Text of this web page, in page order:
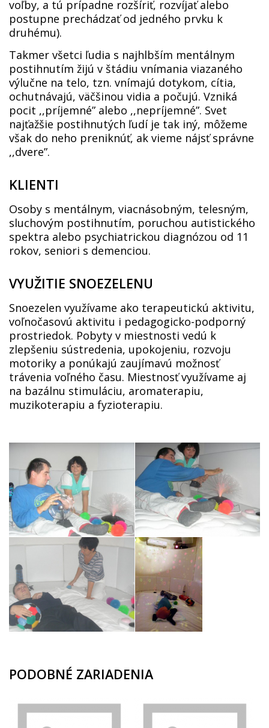
voľby, a tú prípadne rozšíriť, rozvíjať alebo
postupne prechádzať od jedného prvku k
druhému).
Takmer všetci ľudia s najhlbším mentálnym
postihnutím žijú v štádiu vnímania viazaného
výlučne na telo, tzn. vnímajú dotykom, cítia,
ochutnávajú, väčšinou vidia a počujú. Vzniká
pocit ,,príjemné” alebo ,,nepríjemné”. Svet
najťažšie postihnutých ľudí je tak iný, môžeme
však do neho preniknúť, ak vieme nájsť správne
,,dvere”.
KLIENTI
Osoby s mentálnym, viacnásobným, telesným,
sluchovým postihnutím, poruchou autistického
spektra alebo psychiatrickou diagnózou od 11
rokov, seniori s demenciou.
VYUŽITIE SNOEZELENU
Snoezelen využívame ako terapeutickú aktivitu,
voľnočasovú aktivitu i pedagogicko-podporný
prostriedok. Pobyty v miestnosti vedú k
zlepšeniu sústredenia, upokojeniu, rozvoju
motoriky a ponúkajú zaujímavú možnosť
trávenia voľného času. Miestnosť využívame aj
na bazálnu stimuláciu, aromaterapiu,
muzikoterapiu a fyzioterapiu.
PODOBNÉ ZARIADENIA